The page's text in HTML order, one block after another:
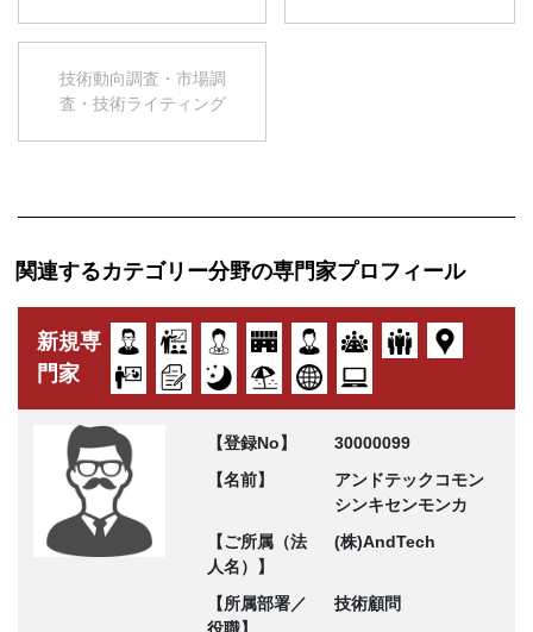
技術動向調査・市場調
査・技術ライティング
関連するカテゴリー分野の専門家プロフィール
新規専
門家
【登録No】
30000099
【名前】
アンドテックコモン
シンキセンモンカ
【ご所属（法
人名）】
(株)AndTech
【所属部署／
役職】
技術顧問